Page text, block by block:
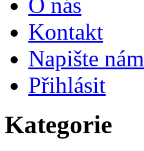
O nás
Kontakt
Napište nám
Přihlásit
Kategorie